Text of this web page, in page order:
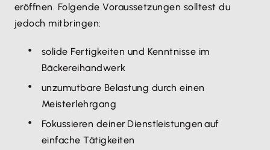
eröffnen. Folgende Voraussetzungen solltest du
jedoch mitbringen:
solide Fertigkeiten und Kenntnisse im
Bäckereihandwerk
unzumutbare Belastung durch einen
Meisterlehrgang
Fokussieren deiner Dienstleistungen auf
einfache Tätigkeiten